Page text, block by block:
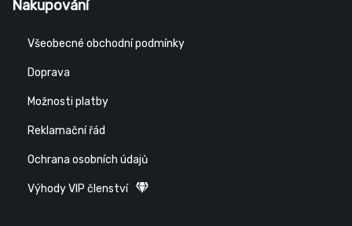
Nakupování
Všeobecné obchodní podmínky
Doprava
Možnosti platby
Reklamační řád
Ochrana osobních údajů
Výhody VIP členství